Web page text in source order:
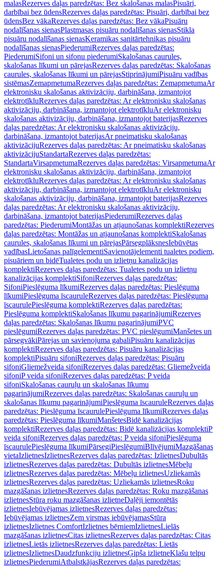
malasRezerves daļas paredzētas: Bez skalošanas malasPisuāri,
darbībai bez ūdensRezerves daļas paredzētas: Pisuāri, darbībai bez
ūdensBez vākaRezerves daļas paredzētas: Bez vākaPisuāru
nodalīšanas sienasPlastmasas pisuāru nodalīšanas sienasStikla
pisuāru nodalīšanas sienasKeramikas sanitārtehnikas pisuāru
nodalīšanas sienasPiederumiRezerves daļas paredzētas:
PiederumiSifoni un sifonu piederumiSkalošanas caurules,
skalošanas līkumi un pārejasRezerves daļas paredzētas: Skalošanas
caurules, skalošanas līkumi un pārejasStiprinājumiPisuāru vadības
sistēmasZemapmetumaRezerves daļas paredzētas: ZemapmetumaAr
elektronisku skalošanas aktivizāciju, darbināšana, izmantojot
elektrotīkluRezerves daļas paredzētas: Ar elektronisku skalošanas
aktivizāciju, darbināšana, izmantojot elektrotīkluAr elektronisku
skalošanas aktivizāciju, darbināšana, izmantojot baterijasRezerves
daļas paredzētas: Ar elektronisku skalošanas aktivizāciju,
darbināšana, izmantojot baterijasAr pneimatisku skalošanas
aktivizācijuRezerves daļas paredzētas: Ar pneimatisku skalošanas
aktivizācijuStandartaRezerves daļas paredzētas:
StandartaVirsapmetumaRezerves daļas paredzētas: VirsapmetumaAr
elektronisku skalošanas aktivizāciju, darbināšana, izmantojot
elektrotīkluRezerves daļas paredzētas: Ar elektronisku skalošanas
aktivizāciju, darbināšana, izmantojot elektrotīkluAr elektronisku
skalošanas aktivizāciju, darbināšana, izmantojot baterijasRezerves
daļas paredzētas: Ar elektronisku skalošanas aktivizāciju,
darbināšana, izmantojot baterijasPiederumiRezerves daļas
paredzētas: PiederumiMontāžas un atjaunošanas komplektiRezerves
daļas paredzētas: Montāžas un atjaunošanas komplektiSkalošanas
caurules, skalošanas līkumi un pārejasPārsegplāksnesIebūvētas
vadībasLietošanas palīgelementiSavienotājelementi tualetes podiem,
pisuāriem un bidēTualetes podu un izlietņu kanalizācijas
komplektiRezerves daļas paredzētas: Tualetes podu un izlietņu
kanalizācijas komplektiSifoniRezerves daļas paredzētas:
SifoniPieslēguma līkumiRezerves daļas paredzētas: Pieslēguma
līkumiPieslēguma īscauruleRezerves daļas paredzētas: Pieslēguma
īscaurulePieslēguma komplektiRezerves daļas paredzētas:
Pieslēguma komplektiSkalošanas līkumu pagarinājumiRezerves
daļas paredzētas: Skalošanas līkumu pagarinājumiPVC
pieslēgumiRezerves daļas paredzētas: PVC pieslēgumiManšetes un
pārsegvākiPārejas un savienojuma gabaliPisuāru kanalizācijas
komplektiRezerves daļas paredzētas: Pisuāru kanalizācijas
komplektiPisuāru sifoniRezerves daļas paredzētas: Pisuāru
sifoniGliemežveida sifoniRezerves daļas paredzētas: Gliemežveida
sifoniP veida sifoniRezerves daļas paredzētas: P veida
sifoniSkalošanas cauruļu un skalošanas līkumu
pagarinājumiRezerves daļas paredzētas: Skalošanas cauruļu un
skalošanas līkumu pagarinājumiPieslēguma īscauruleRezerves daļas
paredzētas: Pieslēguma īscaurulePieslēguma līkumiRezerves daļas
paredzētas: Pieslēguma līkumiManšetesBidē kanalizācijas
komplektiRezerves daļas paredzētas: Bidē kanalizācijas komplektiP
veida sifoniRezerves daļas paredzētas: P veida sifoniPieslēguma
īscaurulePieslēguma līkumiPārsegiPieslēgumiBlīvējumiMazgāšanas
vietaIzlietnesIzlietnesRezerves daļas paredzētas: IzlietnesDubultās
izlietnesRezerves daļas paredzētas: Dubultās izlietnesMēbeļu
izlietnesRezerves daļas paredzētas: Mēbeļu izlietnesUzliekamās
izlietnesRezerves daļas paredzētas: Uzliekamās izlietnesRoku
mazgāšanas izlietnesRezerves daļas paredzētas: Roku mazgāšanas
izlietnesStūra roku mazgāšanas izlietneDaļēji iemontētās
izlietnesIebūvējamas izlietnesRezerves daļas paredzētas:
Iebūvējamas izlietnesZem virsmas iebūvējamasStūra
izlietnesIzlietnes ComfortIzlietnes bērniemIzlietnesLielās
mazgāšanas izlietnesCitas izlietnesRezerves daļas paredzētas: Citas
izlietnesLietās izlietnesRezerves daļas paredzētas: Lietās
izlietnesIzlietnesDaudzfunkciju izlietnesĢipša izlietneKlašu telpu
izlietnesPiederumiAtbalstkājasRezerves daļas paredzētas: